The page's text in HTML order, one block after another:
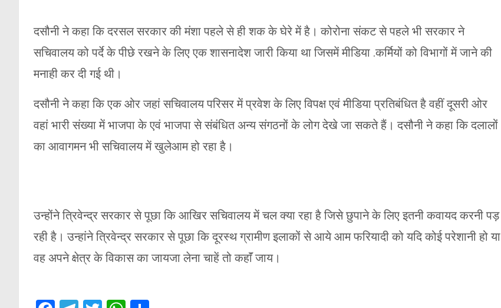
दसौनी ने कहा कि दरसल सरकार की मंशा पहले से ही शक के घेरे में है। कोरोना संकट से पहले भी सरकार ने
सचिवालय को पर्दे के पीछे रखने के लिए एक शासनादेश जारी किया था जिसमें मीडिया .कर्मियों को विभागों में जाने की
मनाही कर दी गई थी।
दसौनी ने कहा कि एक ओर जहां सचिवालय परिसर में प्रवेश के लिए विपक्ष एवं मीडिया प्रतिबंधित है वहीं दूसरी ओर
वहां भारी संख्या में भाजपा के एवं भाजपा से संबंधित अन्य संगठनों के लोग देखे जा सकते हैं। दसौनी ने कहा कि दलालों
का आवागमन भी सचिवालय में खुलेआम हो रहा है।
उन्होंने त्रिवेन्द्र सरकार से पूछा कि आखिर सचिवालय में चल क्या रहा है जिसे छुपाने के लिए इतनी कवायद करनी पड़
रही है। उन्हांने त्रिवेन्द्र सरकार से पूछा कि दूरस्थ ग्रामीण इलाकों से आये आम फरियादी को यदि कोई परेशानी हो या
वह अपने क्षेत्र के विकास का जायजा लेना चाहें तो कहाॅं जाय।